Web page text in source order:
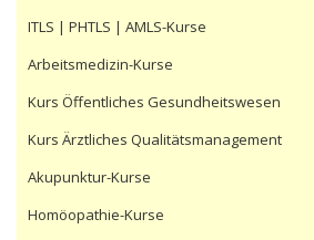
ITLS | PHTLS | AMLS-Kurse
Arbeitsmedizin-Kurse
Kurs Öffentliches Gesundheitswesen
Kurs Ärztliches Qualitätsmanagement
Akupunktur-Kurse
Homöopathie-Kurse